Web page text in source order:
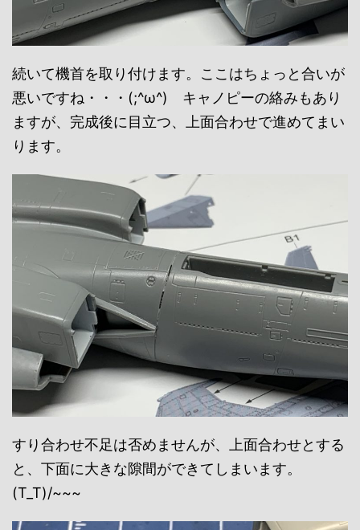
続いて機首を取り付けます。ここはちょっと合いが
悪いですね・・・(;^ω^) キャノピーの絡みもあり
ますが、完成後に目立つ、上面合わせで進めてまい
ります。
すり合わせ不足は否めませんが、上面合わせとする
と、下面に大きな隙間ができてしまいます。
(T_T)/~~~